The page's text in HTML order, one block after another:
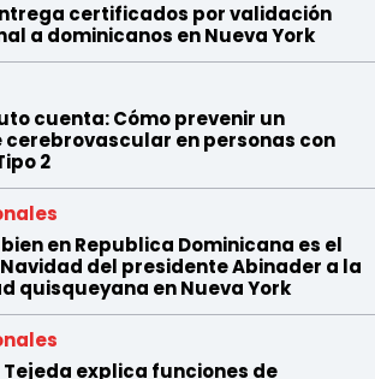
certificados por validación
a dominicanos en Nueva York
cuenta: Cómo prevenir un
en personas con
2
en Republica Dominicana es el
del presidente Abinader a la
quisqueyana en Nueva York
Tejeda explica funciones de